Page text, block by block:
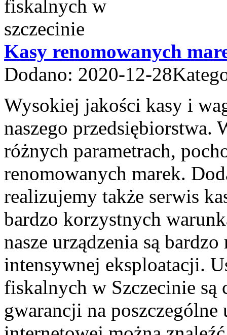
Kasy renomowanych
Dodano: 2020-12-28
Wysokiej jakości kasy i
naszego przedsiębiorstwa.
różnych parametrach,
renomowanych marek.
realizujemy także serwis
bardzo korzystnych
nasze urządzenia są
intensywnej eksploatacji.
fiskalnych w Szczecinie są
gwarancji na poszczególne